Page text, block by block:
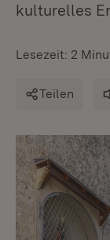
kulturelles
Lesezeit: 2
Teilen